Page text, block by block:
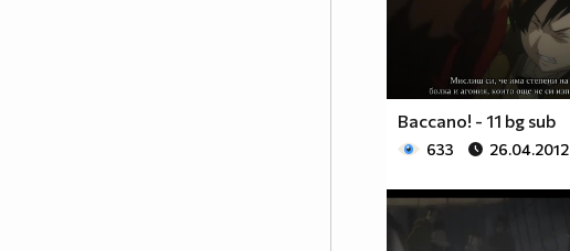
Baccano! - 11 bg sub
633 26.04.2012